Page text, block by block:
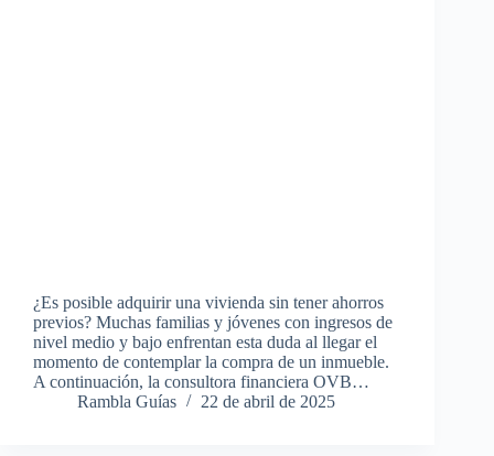
¿Es posible adquirir una vivienda sin tener ahorros
previos? Muchas familias y jóvenes con ingresos de
nivel medio y bajo enfrentan esta duda al llegar el
momento de contemplar la compra de un inmueble.
A continuación, la consultora financiera OVB…
Rambla Guías
22 de abril de 2025